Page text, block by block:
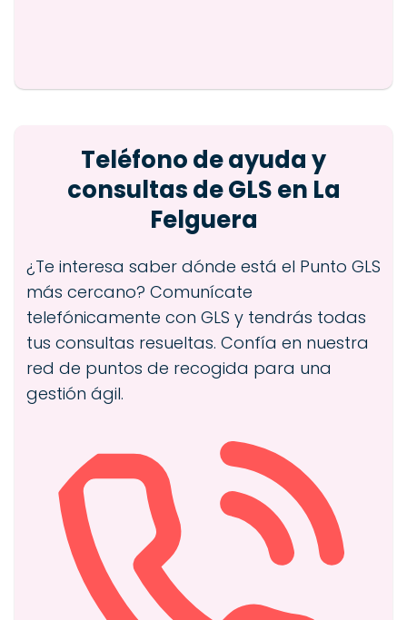
Teléfono de ayuda y
consultas de GLS en La
Felguera
¿Te interesa saber dónde está el Punto GLS
más cercano? Comunícate
telefónicamente con GLS y tendrás todas
tus consultas resueltas. Confía en nuestra
red de puntos de recogida para una
gestión ágil.